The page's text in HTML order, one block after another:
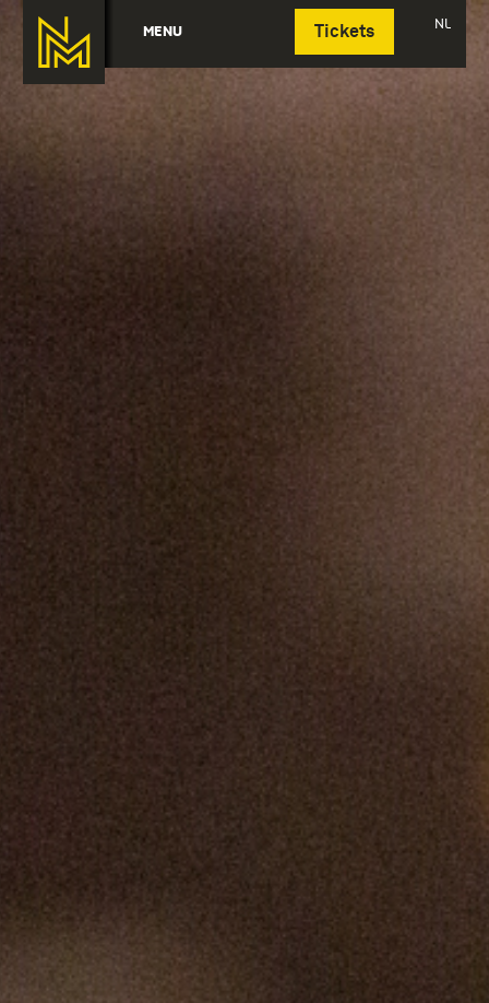
MENU Tickets NL
Deutsch